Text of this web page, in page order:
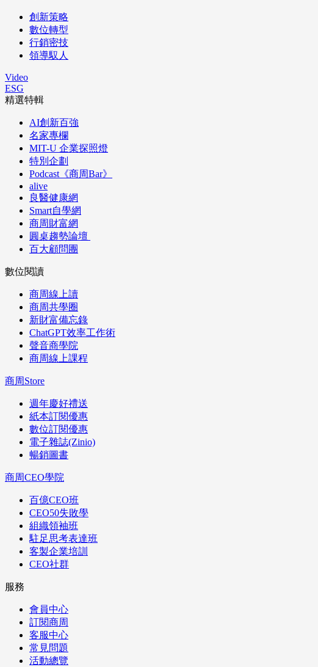
創新策略
數位轉型
行銷密技
領導馭人
Video
ESG
精選特輯
AI創新百強
名家專欄
MIT-U 企業探照燈
特別企劃
Podcast《商周Bar》
alive
良醫健康網
Smart自學網
商周財富網
圓桌趨勢論壇
百大顧問團
數位閱讀
商周線上讀
商周共學圈
新財富備忘錄
ChatGPT效率工作術
聲音商學院
商周線上課程
商周Store
週年慶好禮送
紙本訂閱優惠
數位訂閱優惠
電子雜誌(Zinio)
暢銷圖書
商周CEO學院
百億CEO班
CEO50失敗學
組織領袖班
駐足思考表達班
客製企業培訓
CEO社群
服務
會員中心
訂閱商周
客服中心
常見問題
活動總覽